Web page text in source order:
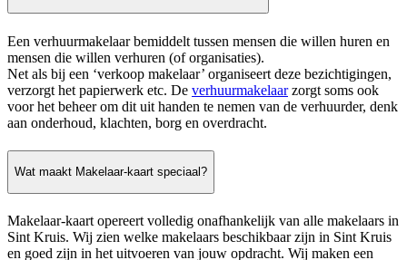
Een verhuurmakelaar bemiddelt tussen mensen die willen huren en
mensen die willen verhuren (of organisaties).
Net als bij een ‘verkoop makelaar’ organiseert deze bezichtigingen,
verzorgt het papierwerk etc. De verhuurmakelaarzorgt soms ook
voor het beheer om dit uit handen te nemen van de verhuurder, denk
aan onderhoud, klachten, borg en overdracht.
Wat maakt Makelaar-kaart speciaal?
Makelaar-kaart opereert volledig onafhankelijk van alle makelaars in
Sint Kruis. Wij zien welke makelaars beschikbaar zijn in Sint Kruis
en goed zijn in het uitvoeren van jouw opdracht. Wij maken een